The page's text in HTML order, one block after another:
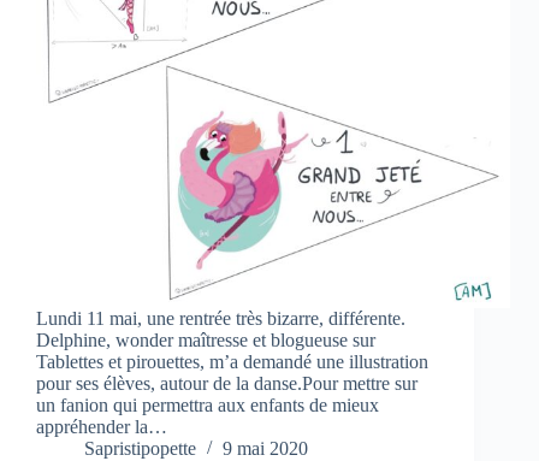
Lundi 11 mai, une rentrée très bizarre, différente.
Delphine, wonder maîtresse et blogueuse sur
Tablettes et pirouettes, m’a demandé une illustration
pour ses élèves, autour de la danse.Pour mettre sur
un fanion qui permettra aux enfants de mieux
appréhender la…
Sapristipopette
9 mai 2020